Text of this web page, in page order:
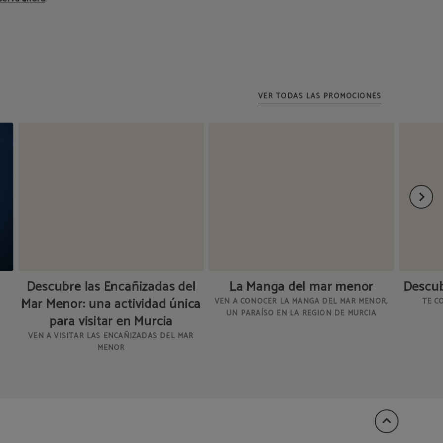
Descubre las Encañizadas del
Mar Menor: una actividad única
para visitar en Murcia
VEN A VISITAR LAS ENCAÑIZADAS DEL MAR
MENOR
La Manga del mar menor
VEN A CONOCER LA MANGA DEL MAR MENOR,
UN PARAÍSO EN LA REGIÓN DE MURCIA
TE